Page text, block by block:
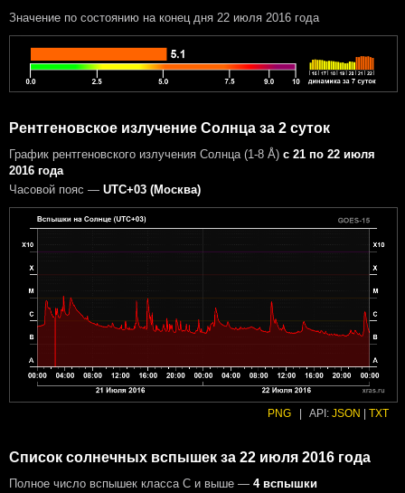
Значение по состоянию на конец дня 22 июля 2016 года
Рентгеновское излучение Солнца за 2 суток
График рентгеновского излучения Солнца (1-8 Å) с 21 по 22 июля
2016 года
Часовой пояс — UTC+03 (Москва)
PNG API: JSON TXT
Список солнечных вспышек за 22 июля 2016 года
Полное число вспышек класса C и выше — 4 вспышки